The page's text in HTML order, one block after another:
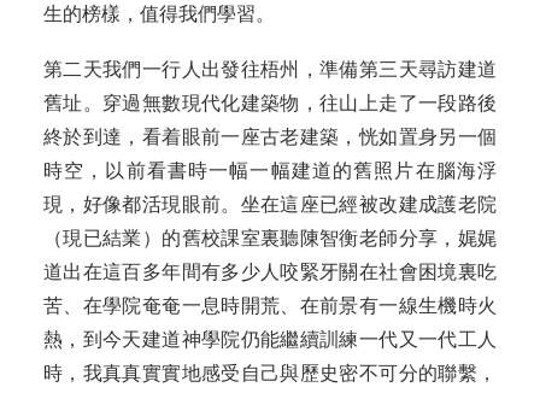
生的榜樣，值得我們學習。
第二天我們一行人出發往梧州，準備第三天尋訪建道
舊址。穿過無數現代化建築物，往山上走了一段路後
終於到達，看着眼前一座古老建築，恍如置身另一個
時空，以前看書時一幅一幅建道的舊照片在腦海浮
現，好像都活現眼前。坐在這座已經被改建成護老院
（現已結業）的舊校課室裏聽陳智衡老師分享，娓娓
道出在這百多年間有多少人咬緊牙關在社會困境裏吃
苦、在學院奄奄一息時開荒、在前景有一線生機時火
熱，到今天建道神學院仍能繼續訓練一代又一代工人
時，我真真實實地感受自己與歷史密不可分的聯繫，